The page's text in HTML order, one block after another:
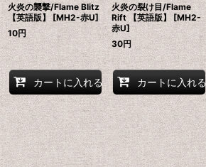
火炎の襲撃/Flame Blitz
【英語版】 [MH2-赤U]
10円
カートに入れる
火炎の裂け目/Flame
Rift 【英語版】 [MH2-
赤U]
30円
カートに入れる